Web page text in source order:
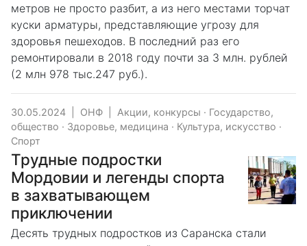
метров не просто разбит, а из него местами торчат
куски арматуры, представляющие угрозу для
здоровья пешеходов. В последний раз его
ремонтировали в 2018 году почти за 3 млн. рублей
(2 млн 978 тыс.247 руб.).
30.05.2024 ОНФ Акции, конкурсы · Государство,
общество · Здоровье, медицина · Культура, искусство ·
Спорт
Трудные подростки
Мордовии и легенды спорта
в захватывающем
приключении
Десять трудных подростков из Саранска стали